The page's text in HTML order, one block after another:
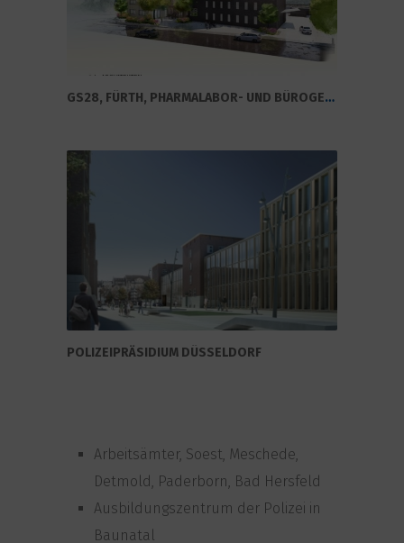
GS28, FÜRTH, PHARMALABOR- UND BÜROGEBÄUDE
POLIZEIPRÄSIDIUM DÜSSELDORF
Arbeitsämter, Soest, Meschede,
Detmold, Paderborn, Bad Hersfeld
Ausbildungszentrum der Polizei in
Baunatal